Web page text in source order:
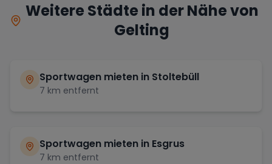
Weitere Städte in der Nähe von
Gelting
Sportwagen mieten in Stoltebüll
7 km entfernt
Sportwagen mieten in Esgrus
7 km entfernt